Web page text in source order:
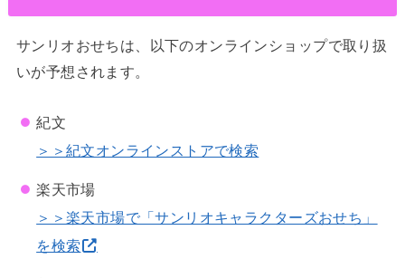
サンリオおせちは、以下のオンラインショップで取り扱
いが予想されます。
紀文
＞＞紀文オンラインストアで検索
楽天市場
＞＞楽天市場で「サンリオキャラクターズおせち」
を検索